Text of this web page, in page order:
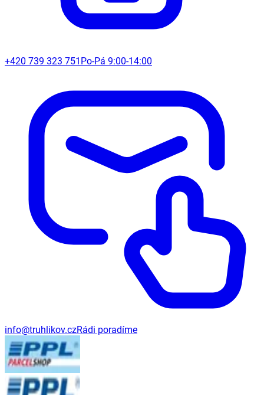
+420 739 323 751 Po-Pá 9:00-14:00
info@truhlikov.czRádi poradíme